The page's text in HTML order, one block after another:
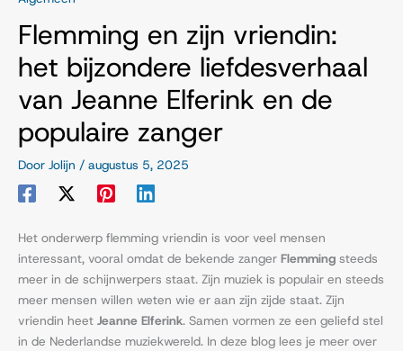
Flemming en zijn vriendin:
het bijzondere liefdesverhaal
van Jeanne Elferink en de
populaire zanger
Door Jolijn / augustus 5, 2025
Het onderwerp flemming vriendin is voor veel mensen
interessant, vooral omdat de bekende zanger Flemming steeds
meer in de schijnwerpers staat. Zijn muziek is populair en steeds
meer mensen willen weten wie er aan zijn zijde staat. Zijn
vriendin heet Jeanne Elferink. Samen vormen ze een geliefd stel
in de Nederlandse muziekwereld. In deze blog lees je meer over